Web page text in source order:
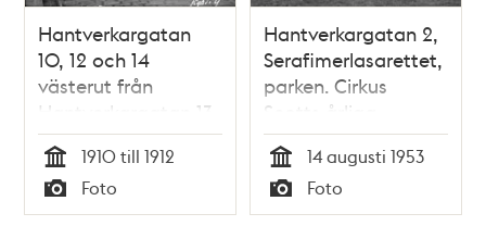
Hantverkargatan
10, 12 och 14
västerut från
Hantverkargatan 13.
Då kv. Vindruvan, nu
kv. Bananen.
Tid
1910 till 1912
Typ
Foto
Hantverkargatan 2,
Serafimerlasarettet,
parken. Cirkus
Scotts årliga
föreställning
Tid
14 augusti 1953
Typ
Foto